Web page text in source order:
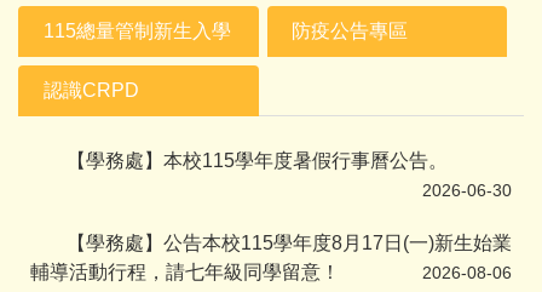
115總量管制新生入學 防疫公告專區
認識CRPD
【學務處】本校115學年度暑假行事曆公告。
2026-06-30
【學務處】公告本校115學年度8月17日(一)新生始業
輔導活動行程，請七年級同學留意！
2026-08-06